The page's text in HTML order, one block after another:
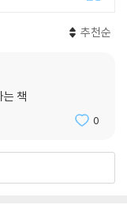
추천순
는 책
0